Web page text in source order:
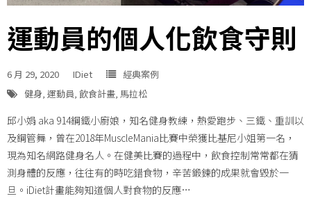
運動員的個人化飲食守則
6 月 29, 2020 IDiet
經典案例
健身 運動員 飲食計畫 馬拉松
邱小娟 aka 914鋼鐵小廚娘，知名健身教練，熱愛跑步、三鐵、重訓以
及鋼管舞，曾在2018年MuscleMania比賽中榮獲比基尼小姐第一名，
現為知名網路健身名人。在健美比賽的過程中，飲食控制常常都在猜
測身體的反應，往往有的時吃錯食物，辛苦鍛鍊的成果就會毀於一
旦。iDiet計畫能夠知道個人對食物的反應…